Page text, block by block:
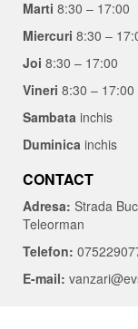
Marti 8:30 – 17:00
Miercuri 8:30 –
Joi 8:30 – 17:00
Vineri 8:30 – 17:00
Sambata inchis
Duminica inchis
CONTACT
Adresa: Strada
Teleorman
Telefon:
E-mail: